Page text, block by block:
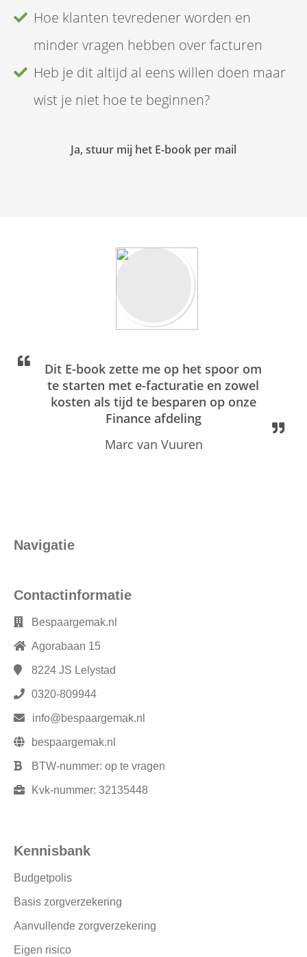
Hoe klanten tevredener worden en
minder vragen hebben over facturen
Heb je dit altijd al eens willen doen maar
wist je niet hoe te beginnen?
Ja, stuur mij het E-book per mail
Dit E-book zette me op het spoor om
te starten met e-facturatie en zowel
kosten als tijd te besparen op onze
Finance afdeling
Marc van Vuuren
Navigatie
Contactinformatie
Bespaargemak.nl
Agorabaan 15
8224 JS Lelystad
0320-809944
info@bespaargemak.nl
bespaargemak.nl
BTW-nummer: op te vragen
Kvk-nummer: 32135448
Kennisbank
Budgetpolis
Basis zorgverzekering
Aanvullende zorgverzekering
Eigen risico